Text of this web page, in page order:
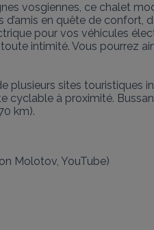
vosgiennes, ce chalet
en quête de
pour vos véhicules
intimité. Vous pourrez
sites touristiques
à proximité.
km).
Molotov, YouTube)